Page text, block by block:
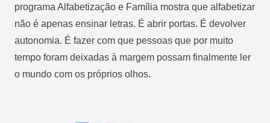
programa Alfabetização e Família mostra que alfabetizar
não é apenas ensinar letras. É abrir portas. É devolver
autonomia. É fazer com que pessoas que por muito
tempo foram deixadas à margem possam finalmente ler
o mundo com os próprios olhos.